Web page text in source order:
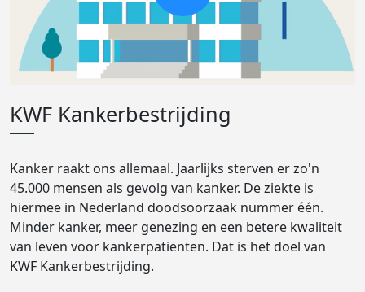
KWF Kankerbestrijding
Kanker raakt ons allemaal. Jaarlijks sterven er zo'n
45.000 mensen als gevolg van kanker. De ziekte is
hiermee in Nederland doodsoorzaak nummer één.
Minder kanker, meer genezing en een betere kwaliteit
van leven voor kankerpatiënten. Dat is het doel van
KWF Kankerbestrijding.